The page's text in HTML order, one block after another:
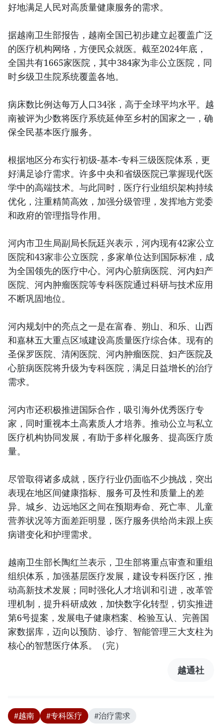
好地满足人民对高质量健康服务的需求。
据越南卫生部报告，越南全国已初步建立起覆盖广泛
的医疗机构网络，方便民众就医。截至2024年底，
全国共有1665家医院，其中384家为非公立医院，同
时乡级卫生院系统覆盖各地。
病床数比例达每万人口34张，高于全球平均水平。越
南被评为少数将医疗系统延伸至乡村的国家之一，确
保全民基本医疗服务。
根据地区分布实行初级-基本-专科三级医院体系，更
好满足诊疗需求。许多中央和省级医院已掌握现代医
学中的高端技术。与此同时，医疗行业组织架构持续
优化，注重精简高效，加强分级管理，发挥地方党委
和政府的管理指导作用。
河内市卫生局副局长阮廷兴表示，河内现有42家公立
医院和43家非公立医院，多家单位达到国际标准，成
为全国领先的医疗中心。河内心脏病医院、河内妇产
医院、河内肿瘤医院等专科医院通过科研与技术应用
不断巩固地位。
河内规划中的亮点之一是在富春、朔山、和乐、山西
和嘉林五大重点区域建设高质量医疗综合体。现有的
圣保罗医院、清闲医院、河内肿瘤医院、妇产医院及
心脏病医院将升级为专科医院，满足日益增长的治疗
需求。
河内市还积极推进国际合作，吸引海外优秀医疗专
家，同时重视本土高素质人才培养。推动公立与私立
医疗机构协同发展，有助于多样化服务、提高医疗质
量。
尽管取得诸多成就，医疗行业仍面临不少挑战，突出
表现在地区间健康指标、服务可及性和质量上的差
异。城乡、边远地区之间在预期寿命、死亡率、儿童
营养状况等方面差距明显，医疗服务供给尚未跟上疾
病谱变化和护理需求。
越南卫生部长陶红兰表示，卫生部将重点审查和重组
组织体系，加强基层医疗发展，建设专科医疗区，推
动高新技术发展；同时强化人才培训和引进，改革管
理机制，提升科研成效，加快数字化转型，切实推进
第6号提案，发展电子健康档案、检验互认、完善国
家数据库，迈向以预防、诊疗、智能管理三大支柱为
核心的智慧医疗体系。（完）
越通社
#越南 #专科医疗 #治疗需求